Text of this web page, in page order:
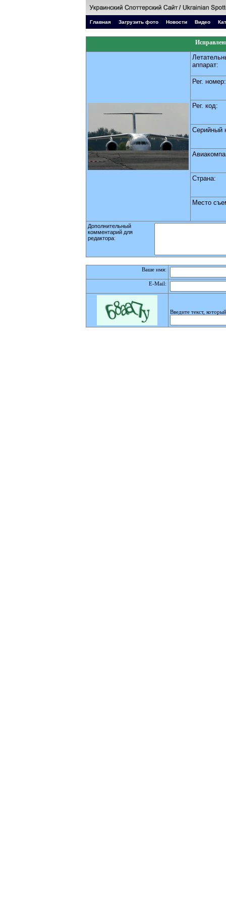
Главная Загрузить фото Новости Видео
аппарат:
Рег. номер:
Рег. код:
Серийный
Страна:
Место
Дополнительный
комментарий для
редактора:
Ваше имя:
E-Mail :
Введите текст,